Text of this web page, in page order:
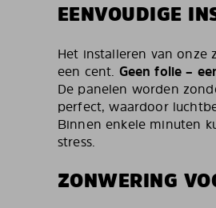
EENVOUDIGE
Het installeren van onze
een cent. Geen folie –
De panelen worden
perfect, waardoor
Binnen enkele minuten
stress.
ZONWERING